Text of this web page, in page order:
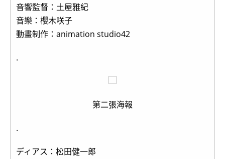
音響監督：土屋雅紀
音樂：櫻木咲子
動畫制作：animation studio42
.
第二張海報
.
ディアス：松田健一郎